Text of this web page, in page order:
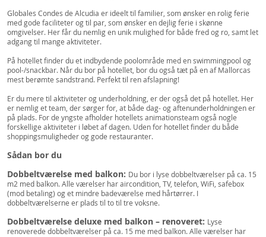
Globales Condes de Alcudia er ideelt til familier, som ønsker en rolig ferie
med gode faciliteter og til par, som ønsker en dejlig ferie i skønne
omgivelser. Her får du nemlig en unik mulighed for både fred og ro, samt let
adgang til mange aktiviteter.
På hotellet finder du et indbydende poolområde med en swimmingpool og
pool-/snackbar. Når du bor på hotellet, bor du også tæt på en af Mallorcas
mest berømte sandstrand. Perfekt til ren afslapning!
Er du mere til aktiviteter og underholdning, er der også det på hotellet. Her
er nemlig et team, der sørger for, at både dag- og aftenunderholdningen er
på plads. For de yngste afholder hotellets animationsteam også nogle
forskellige aktiviteter i løbet af dagen. Uden for hotellet finder du både
shoppingsmuligheder og gode restauranter.
Sådan bor du
Dobbeltværelse med balkon: Du bor i lyse dobbeltværelser på ca. 15
m2 med balkon. Alle værelser har aircondition, TV, telefon, WiFi, safebox
(mod betaling) og et mindre badeværelse med hårtørrer. I
dobbeltværelserne er plads til to til tre voksne.
Dobbeltværelse deluxe med balkon – renoveret: Lyse
renoverede dobbeltværelser på ca. 15 me med balkon. Alle værelser har